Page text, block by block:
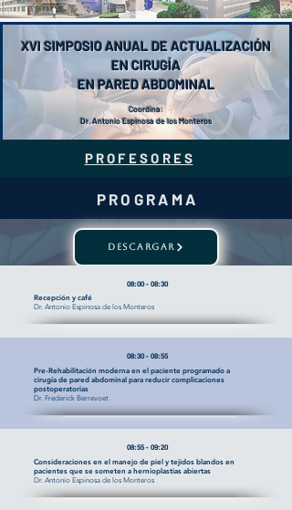
XVI SIMPOSIO ANUAL DE ACTUALIZACIÓN
EN CIRUGÍA
EN PARED ABDOMINAL
Coordina:
Dr. Antonio Espinosa de los Monteros
P R O F E S O R E S
P R O G R A M A
DESCARGAR
08:00 - 08:30
Recepción y café
Dr. Antonio Espinosa de los Monteros
08:30 - 08:55
Pre-Rehabilitación moderna en el paciente programado a
cirugía de pared abdominal para reducir complicaciones
postoperatorias
Dr. Frederick Berrevoet
08:55 - 09:20
Consideraciones en el manejo de piel y tejidos blandos en
pacientes que se someten a hernioplastias abiertas
Dr. Antonio Espinosa de los Monteros